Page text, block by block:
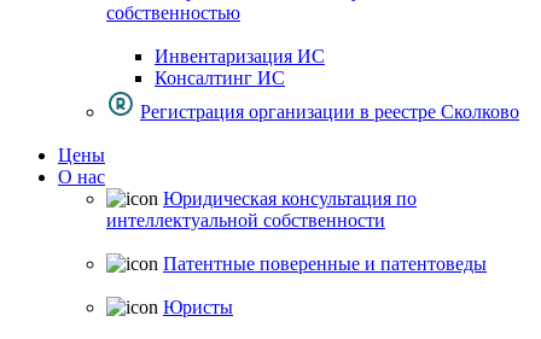
собственностью
Инвентаризация ИС
Консалтинг ИС
Регистрация организации в реестре Сколково
Цены
О нас
Юридическая консультация по
интеллектуальной собственности
Патентные поверенные и патентоведы
Юристы